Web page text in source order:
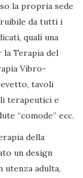
la propria sede
da tutti i
quali una
la Terapia del
Vibro-
tavoli
terapeutici e
“comode” ecc.
della
un design
utenza adulta,